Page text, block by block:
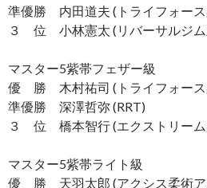
準優勝 内田道夫 (トライフォー
３ 位 小林憲太 (リバーサルジム
マスター5紫帯フェザー級
優 勝 木村祐司 (トライフォース
準優勝 深澤哲弥 (RRT)
３ 位 橋本智行 (エクストリーム
マスター5紫帯ライト級
優 勝 天羽太郎 (アクシス柔術ア